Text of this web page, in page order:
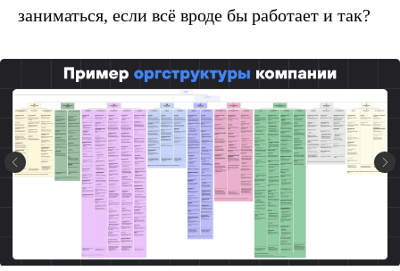
заниматься, если всё вроде бы работает и так?